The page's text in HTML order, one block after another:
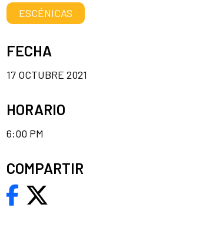
ESCÉNICAS
FECHA
17 OCTUBRE 2021
HORARIO
6:00 PM
COMPARTIR